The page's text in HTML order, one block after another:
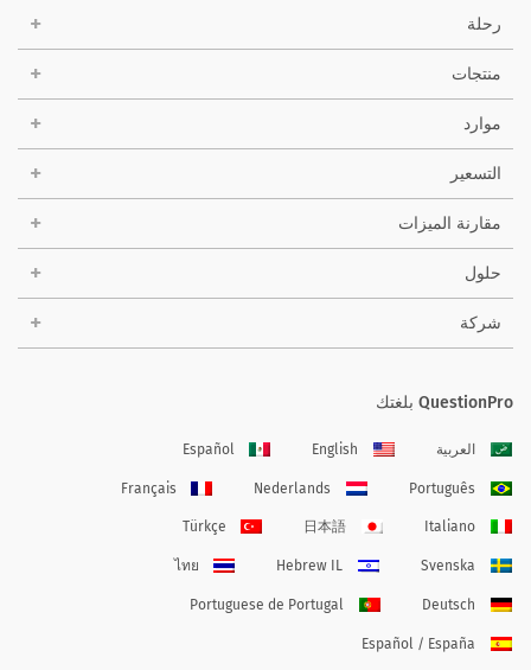
رحلة
منتجات
موارد
التسعير
مقارنة الميزات
حلول
شركة
QuestionPro بلغتك
العربية English
Español
Português
Nederlands
Français
Italiano
日本語
Türkçe
Svenska
Hebrew IL
ไทย
Deutsch
Portuguese de Portugal
Español / España